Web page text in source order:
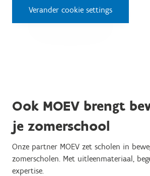
Verander cookie settings
Ook MOEV brengt
je zomerschool
Onze partner MOEV zet scholen in
zomerscholen. Met uitleenmateriaal,
expertise.